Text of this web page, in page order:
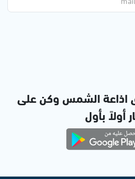
اذاعة الشمس وكن على
أولاً بأول